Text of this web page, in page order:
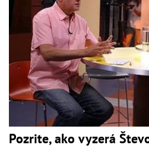
Pozrite, ako vyzerá